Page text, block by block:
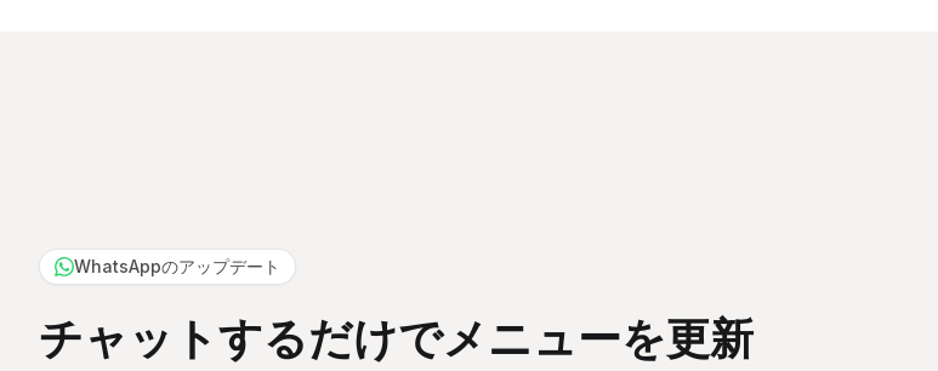
WhatsAppのアップデート
チャットするだけでメニューを更新